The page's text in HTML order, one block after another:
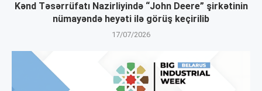
Kənd Təsərrüfatı Nazirliyində “John Deere” şirkətinin
nümayəndə heyəti ilə görüş keçirilib
17/07/2026